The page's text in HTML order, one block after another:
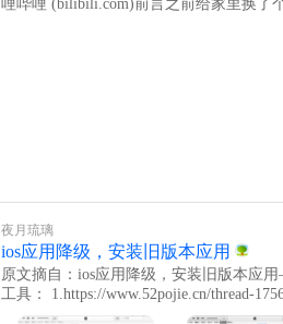
然关闭了"科学上网"，但在IE的代理模式
夜月琉璃
ios应用降级，安装旧版本应用
原文摘自：ios应用降级，安装旧版本应
工具： 1.https://www.52pojie.cn/thread-
rles 4.6 以上版本因为系统的限制，ios设